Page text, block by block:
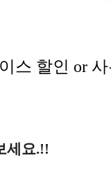
스 할인 or
세요.!!